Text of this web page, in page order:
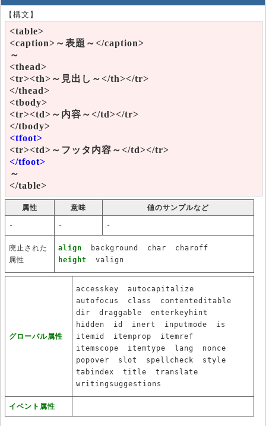
【構文】
<table>
<caption>～表題～</caption>
～
<thead>
<tr><th>～見出し～</th></tr>
</thead>
<tbody>
<tr><td>～内容～</td></tr>
</tbody>
<tfoot>
<tr><td>～フッタ内容～</td></tr>
</tfoot>
～
</table>
属性 意味 値のサンプルなど
- - -
廃止された
属性
align background char
charoff
height
valign
グローバル属性
accesskey
autocapitalize
autofocus
class
contenteditable
dir
draggable
enterkeyhint
hidden
id inert inputmode
is
itemid
itemprop
itemref
itemscope
itemtype lang
nonce
popover
slot spellcheck
style
tabindex
title
translate
writingsuggestions
イベント属性